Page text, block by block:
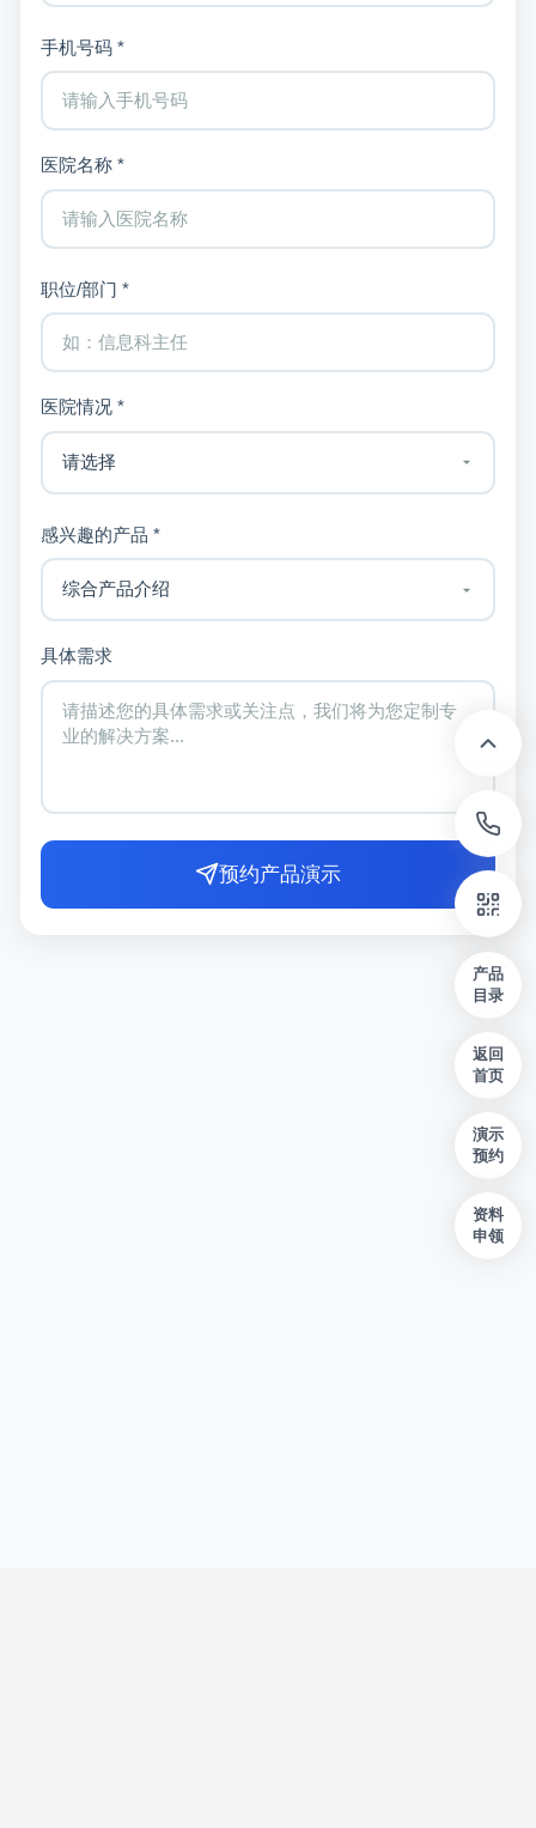
手机号码 *
医院名称 *
职位/部门 *
医院情况 *
感兴趣的产品 *
具体需求
预约产品演示
产品
目录
返回
首页
演示
预约
资料
申领